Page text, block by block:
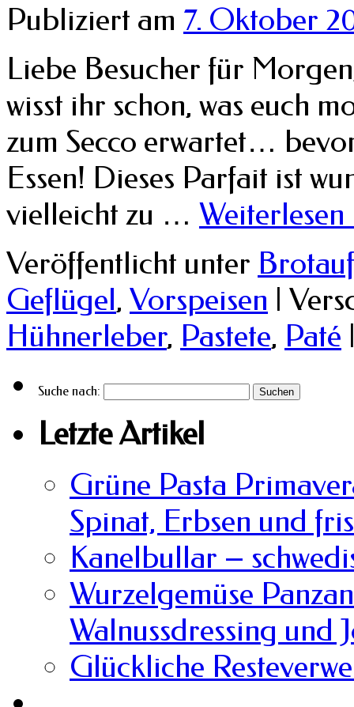
Publiziert am 7. Oktober
Liebe Besucher für
wisst ihr schon, was euch
zum Secco erwartet…
Essen! Dieses Parfait ist
vielleicht zu … Weiterlesen
Veröffentlicht unter
Geflügel, Vorspeisen |
Hühnerleber, Pastete, Paté
Suche nach:
Letzte Artikel
Grüne Pasta
Spinat, Erbsen und
Kanelbullar –
Wurzelgemüse
Walnussdressing und
Glückliche